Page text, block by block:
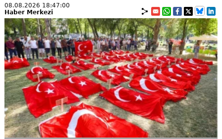
08.08.2026 18:47:00
Haber Merkezi